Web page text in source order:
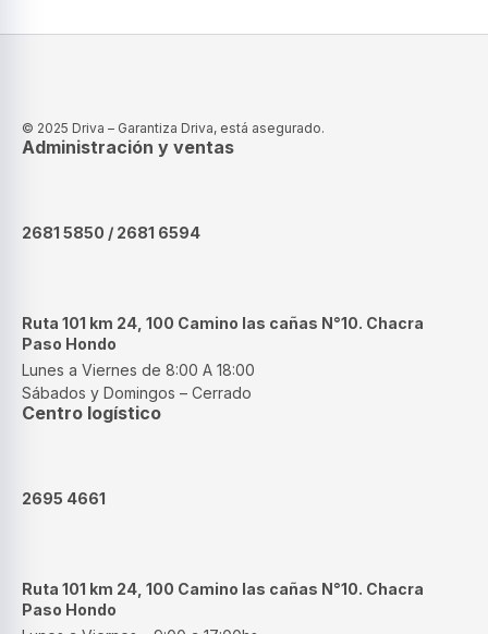
© 2025 Driva – Garantiza Driva, está asegurado.
Administración y ventas
2681 5850 / 2681 6594
Ruta 101 km 24, 100 Camino las cañas N°10. Chacra
Paso Hondo
Lunes a Viernes de 8:00 A 18:00
Sábados y Domingos – Cerrado
Centro logístico
2695 4661
Ruta 101 km 24, 100 Camino las cañas N°10. Chacra
Paso Hondo